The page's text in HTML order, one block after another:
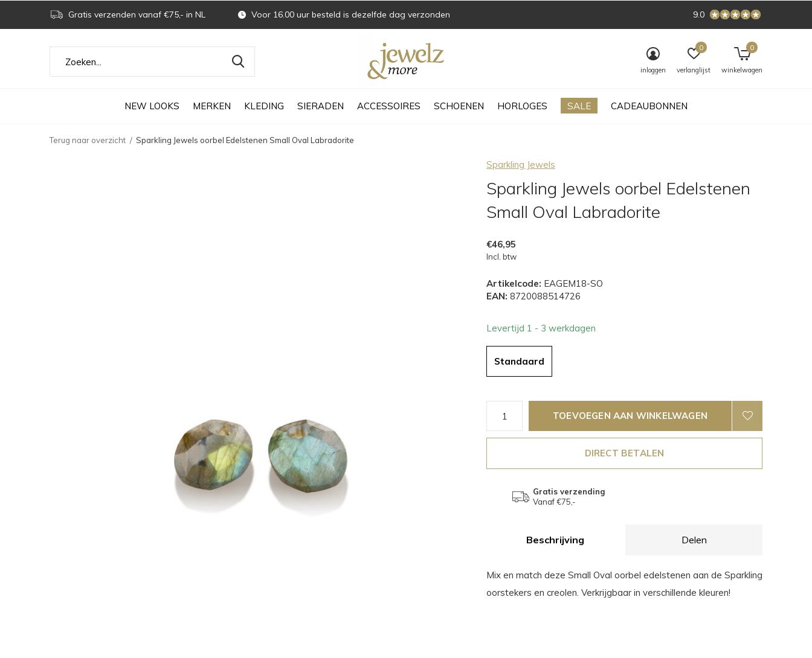
NEW LOOKS MERKEN KLEDING SIERADEN ACCESSOIRES SCHOENEN HORLOGES SALE CADEAUBONNEN
inloggen verlanglijst
0
winkelwagen
0
Gratis verzenden vanaf €75,- in NL Voor 16.00 uur besteld is dezelfde dag verzonden 9.0
Terug naar overzicht Sparkling Jewels oorbel Edelstenen Small Oval Labradorite
Sparkling Jewels
Sparkling Jewels oorbel Edelstenen
Small Oval Labradorite
€46,95
Incl. btw
Artikelcode: EAGEM18-SO
EAN: 8720088514726
Levertijd 1 - 3 werkdagen
Standaard
TOEVOEGEN AAN WINKELWAGEN
DIRECT BETALEN
Gratis verzending
Vanaf €75,-
Beschrijving Delen
Mix en match deze Small Oval oorbel edelstenen aan de Sparkling
oorstekers en creolen. Verkrijgbaar in verschillende kleuren!